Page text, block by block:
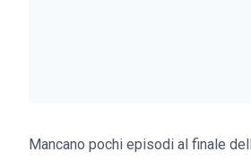
Mancano pochi episodi al finale